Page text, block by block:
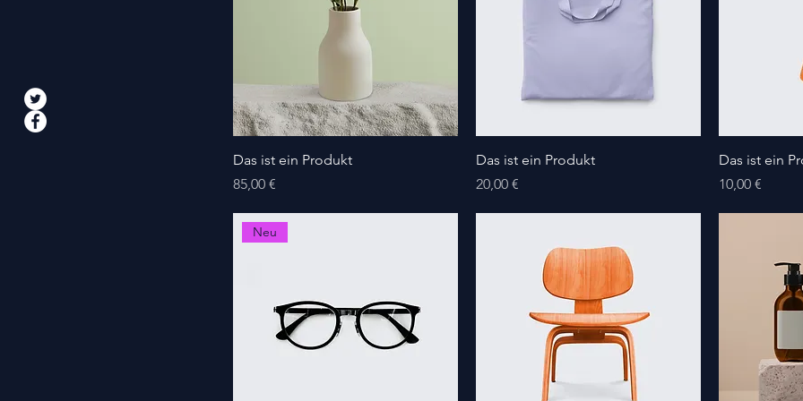
Das ist ein Produkt
Preis
85,00 €
Das ist ein Produkt
Preis
20,00 €
Das ist ein
Preis
10,00 €
Neu